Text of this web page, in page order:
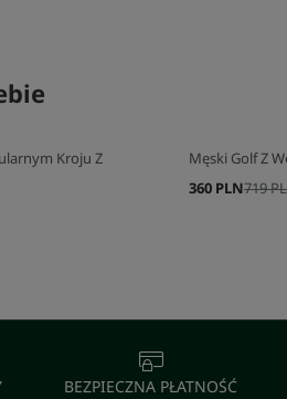
Kroju Z
Męski Golf Z
719
360 PLN
BEZPIECZNA PŁATNOŚĆ